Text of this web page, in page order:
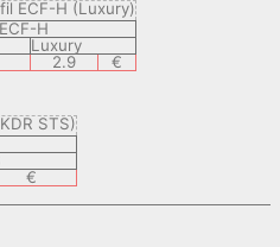
H
Luxury
2.9 €
€